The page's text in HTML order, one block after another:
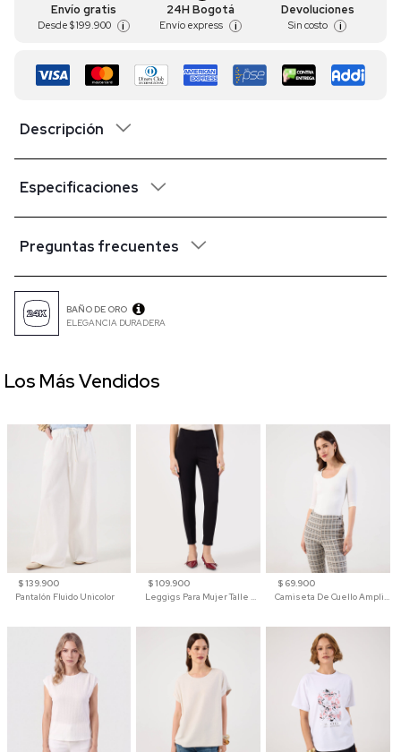
Envío gratis
Desde $ 199.900 i
24H Bogotá
Envío express i
Devoluciones
Sin costo i
Descripción
Especificaciones
Preguntas frecuentes
BAÑO DE ORO
ELEGANCIA DURADERA
$ 139.900
Pantalón Fluido Unicolor
$ 109.900
Leggigs Para Mujer Talle Alto Liso
$ 69.900
Camiseta De Cuello Amplio Y Manga 3/4 Para Mujer
Los Más Vendidos